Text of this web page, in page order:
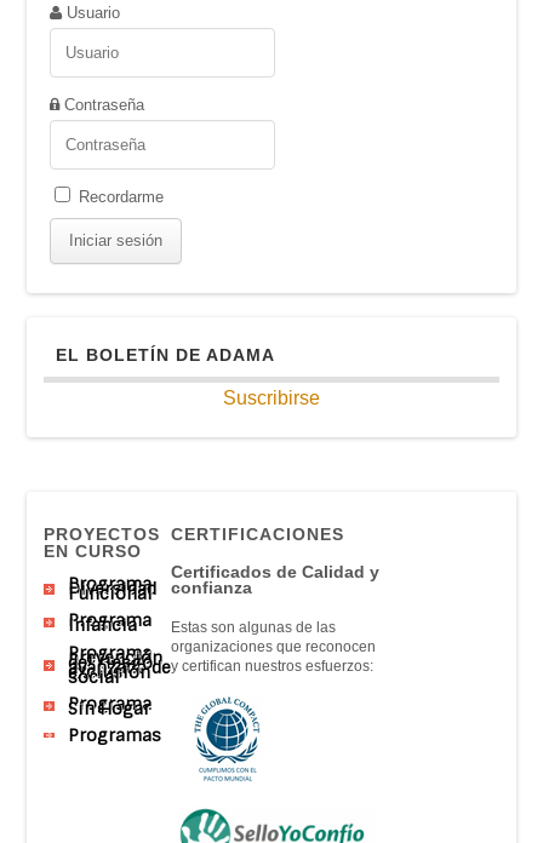
Usuario
Contraseña
Recordarme
EL BOLETÍN DE ADAMA
Suscribirse
PROYECTOS
EN CURSO
Programa
Diversidad
Funcional
Programa
Infancia
Programa
prevención
del riesgo
avanzado de
exclusión
social
Programa
Sin Hogar
Programas
CERTIFICACIONES
Certificados de Calidad y
confianza
Estas son algunas de las
organizaciones que reconocen
y certifican nuestros esfuerzos: